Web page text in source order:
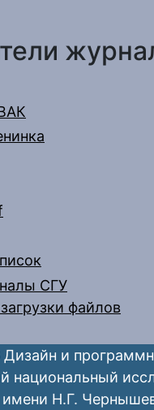
СГУ
файлов
и
национальный
имени Н.Г.